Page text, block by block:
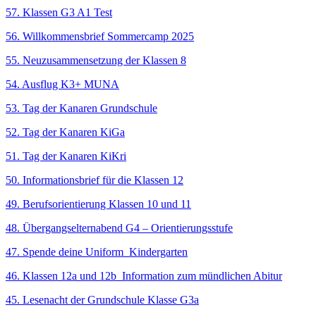
57. Klassen G3 A1 Test
56. Willkommensbrief Sommercamp 2025
55. Neuzusammensetzung der Klassen 8
54. Ausflug K3+ MUNA
53. Tag der Kanaren Grundschule
52. Tag der Kanaren KiGa
51. Tag der Kanaren KiKri
50. Informationsbrief für die Klassen 12
49. Berufsorientierung Klassen 10 und 11
48. Übergangselternabend G4 – Orientierungsstufe
47. Spende deine Uniform_Kindergarten
46. Klassen 12a und 12b_Information zum mündlichen Abitur
45. Lesenacht der Grundschule Klasse G3a